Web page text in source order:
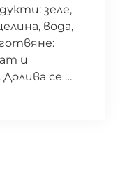
зеле,
вода,
и
се …